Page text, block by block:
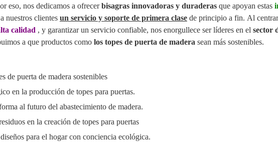
eso, nos dedicamos a ofrecerbisagras innovadoras y duraderasque apoyan estas
nuestros clientes un servicio y soporte de primera clasede principio a fin. Al
calidad , y garantizar un servicio confiable, nos enorgullece ser líderes en el sector
a que productos como los topes de puerta de madera sean más sostenibles.
de puerta de madera sostenibles
en la producción de topes para puertas.
al futuro del abastecimiento de madera.
en la creación de topes para puertas
para el hogar con conciencia ecológica.